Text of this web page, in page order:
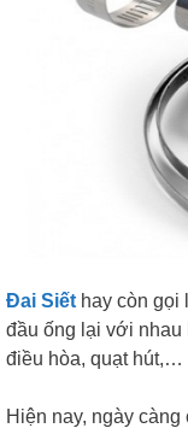
Đai Siết hay còn gọi
đầu ống lại với
điều hòa, quạt hút,…
Hiện nay, ngày